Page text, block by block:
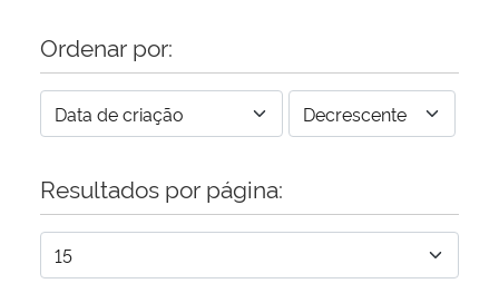
Ordenar por:
Resultados por página: